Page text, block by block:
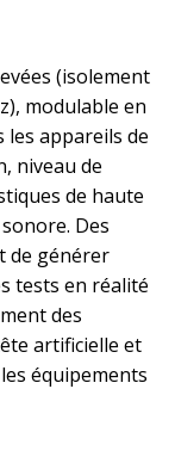
(isolement
modulable en
les appareils de
niveau de
de haute
Des
de générer
tests en réalité
des
artificielle et
équipements